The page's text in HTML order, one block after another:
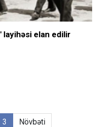
elan edilir
3 Növbəti